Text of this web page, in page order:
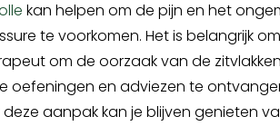
kan helpen om de pijn en het
te voorkomen. Het is belangrijk
om de oorzaak van de
oefeningen en adviezen te
aanpak kan je blijven genieten